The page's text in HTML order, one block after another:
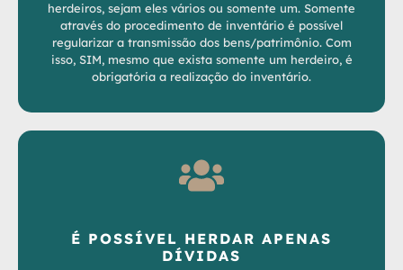
herdeiros, sejam eles vários ou somente um. Somente
através do procedimento de inventário é possível
regularizar a transmissão dos bens/patrimônio. Com
isso, SIM, mesmo que exista somente um herdeiro, é
obrigatória a realização do inventário.
É POSSÍVEL HERDAR APENAS
DÍVIDAS